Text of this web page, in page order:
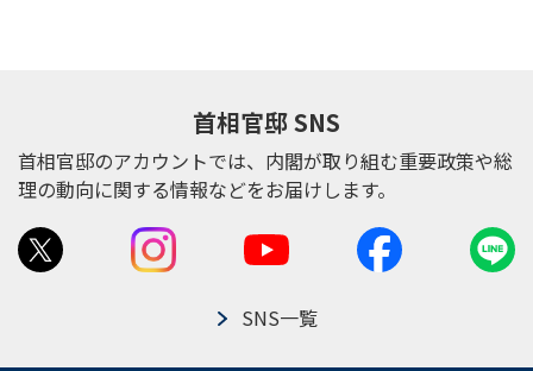
首相官邸 SNS
首相官邸のアカウントでは、内閣が取り組む重要政策や総
理の動向に関する情報などをお届けします。
SNS一覧